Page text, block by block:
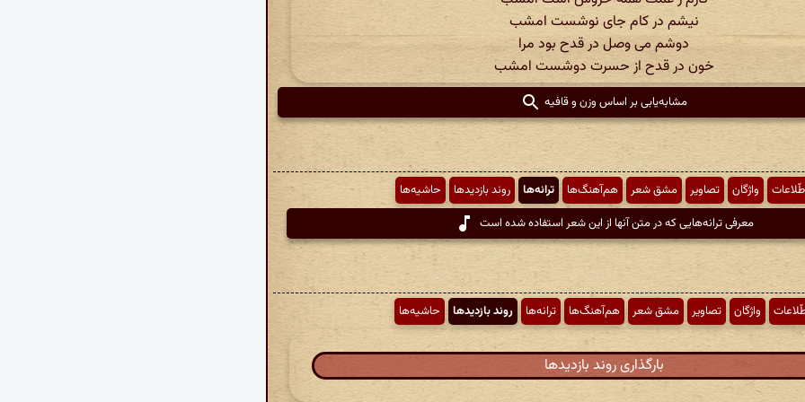
نیشم در کام جای نوشست امشب
دوشم می وصل در قدح بود مرا
خون در قدح از حسرت دوشست امشب
مشابه‌یابی بر اساس وزن و قافیه
واژگان تصاویر مشق شعر هم‌آهنگ‌ها ترانه‌ها روند بازدیدها
حاشیه‌ها
معرفی ترانه‌هایی که در متن آنها از این شعر استفاده شده است
واژگان تصاویر مشق شعر هم‌آهنگ‌ها ترانه‌ها روند بازدیدها حاشیه‌ها
بارگذاری روند بازدیدها